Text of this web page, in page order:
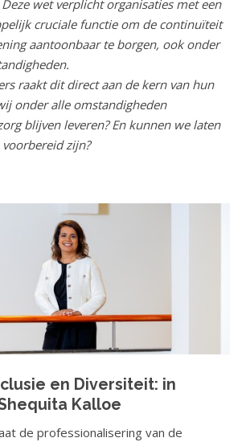
wet verplicht organisaties met een
cruciale functie om de continuïteit
aantoonbaar te borgen, ook onder
raakt dit direct aan de kern van hun
onder alle omstandigheden
blijven leveren? En kunnen we laten
zijn?
en Diversiteit: in
Kalloe
de professionalisering van de